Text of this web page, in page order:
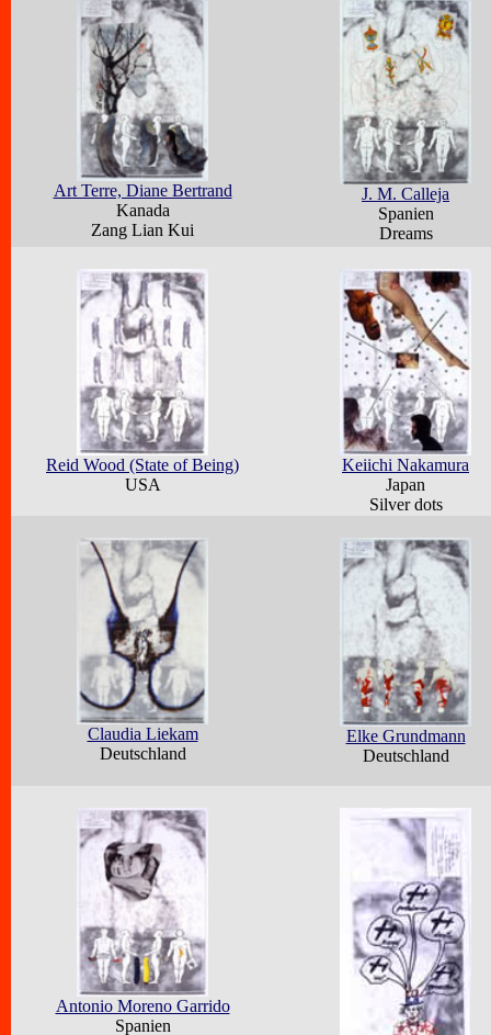
Art Terre, Diane Bertrand
Kanada
Zang Lian Kui
J. M. Calleja
Spanien
Dreams
Reid Wood (State of Being)
USA
Keiichi Nakamura
Japan
Silver dots
Claudia Liekam
Deutschland
Elke Grundmann
Deutschland
Antonio Moreno Garrido
Spanien